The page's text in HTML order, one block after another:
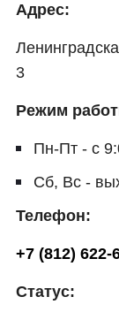
Адрес:
3
Режим
Пн-Пт - с
Сб, Вс -
Телефон:
+7 (812) 622-
Статус: